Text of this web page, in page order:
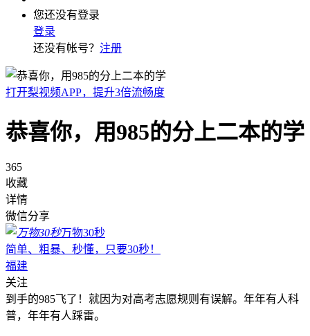
您还没有登录
登录
还没有帐号？ 注册
打开梨视频APP，提升3倍流畅度
恭喜你，用985的分上二本的学
365
收藏
详情
微信分享
万物30秒
简单、粗暴、秒懂，只要30秒！
福建
关注
到手的985飞了！就因为对高考志愿规则有误解。年年有人科
普，年年有人踩雷。